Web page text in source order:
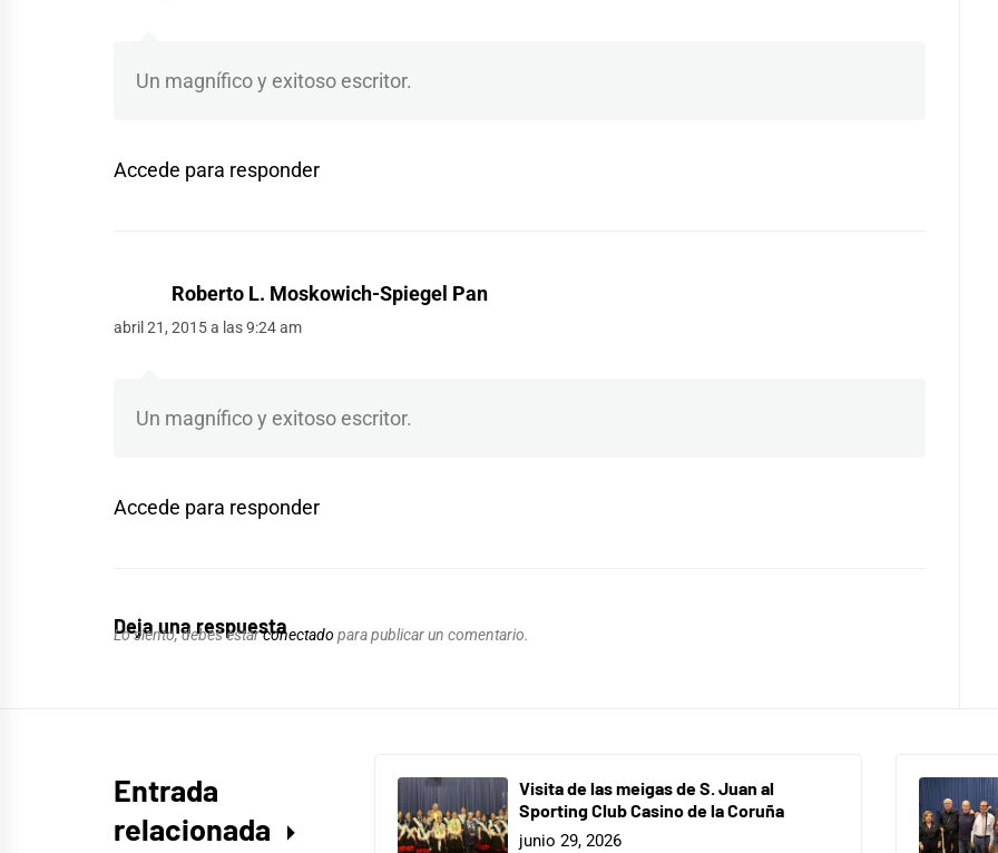
Un magnífico y exitoso escritor.
Accede para responder
Roberto L. Moskowich-Spiegel Pan
abril 21, 2015 a las 9:24 am
Un magnífico y exitoso escritor.
Accede para responder
Deja una respuesta
Lo siento, debes estarconectado para publicar un comentario.
Entrada
relacionada
Visita de las meigas de S. Juan al
Sporting Club Casino de la Coruña
junio 29, 2026